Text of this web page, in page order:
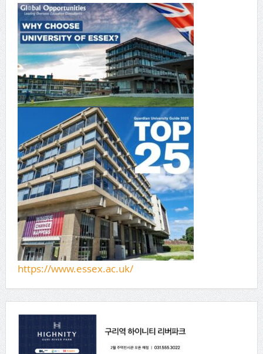
https://www.essex.ac.uk/